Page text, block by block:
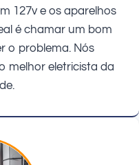
127v e os aparelhos
é chamar um bom
o problema. Nós
melhor eletricista da